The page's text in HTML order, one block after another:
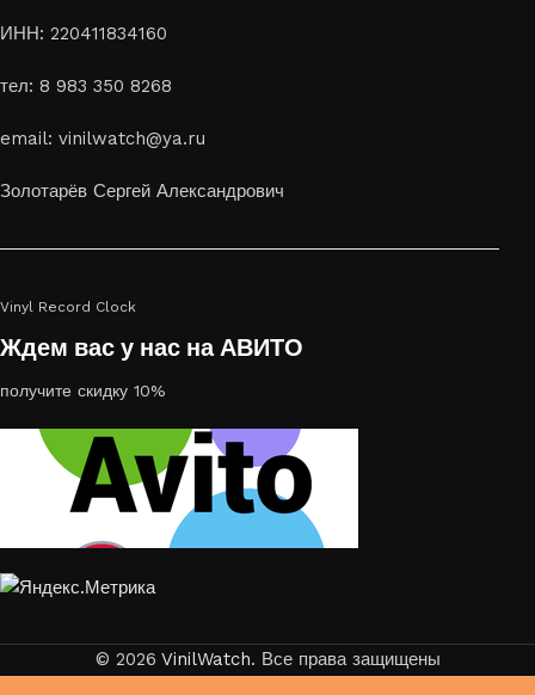
Лазерная гравировка на стекле или дереве, оригинальный
или украсить свой дом
украсить пространство, лазерная гравировка фото по дереву
ИНН: 220411834160
тел: 8 983 350 8268
email: vinilwatch@ya.ru
Золотарёв Сергей Александрович
Vinyl Record Clock
Ждем вас у нас на АВИТО
получите скидку 10%
© 2026 VinilWatch. Все права защищены